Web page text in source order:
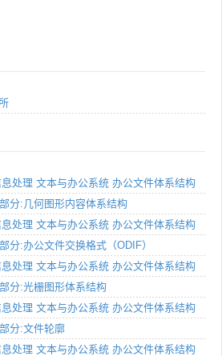
处理 文本与办公系统 办公文件体系结构
分:几何图形内容体系结构
处理 文本与办公系统 办公文件体系结构
分:办公文件交换格式（ODIF）
处理 文本与办公系统 办公文件体系结构
分:光栅图形体系结构
处理 文本与办公系统 办公文件体系结构
分:文件轮廓
处理 文本与办公系统 办公文件体系结构